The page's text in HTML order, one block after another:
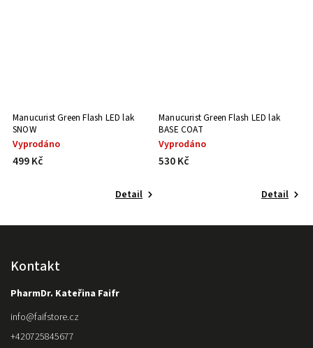
Manucurist Green Flash LED lak
SNOW
Vyprodáno
499 Kč
Detail
Manucurist Green Flash LED lak
BASE COAT
Vyprodáno
530 Kč
Detail
Kontakt
PharmDr. Kateřina Faifr
info@faifstore.cz
+420725845677